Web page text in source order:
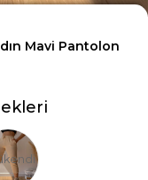
Mavi Pantolon